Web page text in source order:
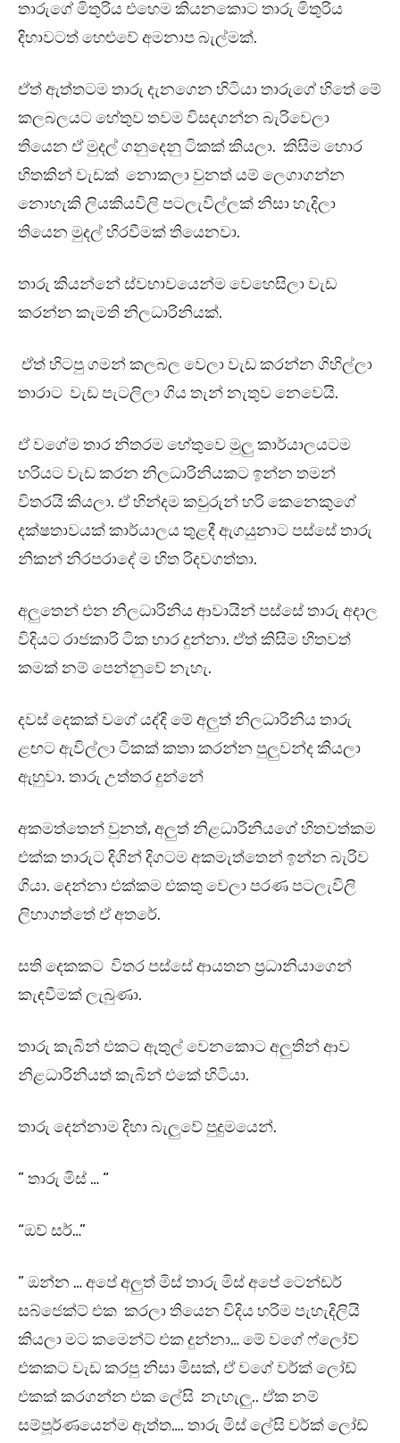
තාරුගේ මිතුරිය එහෙම කියනකොට තාරු මිතුරිය
දිහාවටත් හෙළුවේ අමනාප බැල්මක්.
ඒත් ඇත්තටම තාරු දැනගෙන හිටියා තාරුගේ හිතේ මේ
කලබලයට හේතුව තවම විසඳගන්න බැරිවෙලා
තියෙන ඒ මුදල් ගනුදෙනු ටිකක් කියලා. කිසිම හොර
හිතකින් වැඩක් නොකලා වුනත් යම් ලෙගාගන්න
නොහැකි ලියකියවිලි පටලැවිල්ලක් නිසා හැදිලා
තියෙන මුදල් හිරවීමක් තියෙනවා.
තාරු කියන්නේ ස්වභාවයෙන්ම වෙහෙසිලා වැඩ
කරන්න කැමති නිලධාරිනියක්.
ඒත් හිටපු ගමන් කලබල වෙලා වැඩ කරන්න ගිහිල්ලා
තාරාට වැඩ පැටලිලා ගිය තැන් නැතුව නෙවෙයි.
ඒ වගේම තාර නිතරම හේතුවෙ මුලු කාර්යාලයටම
හරියට වැඩ කරන නිලධාරිනියකට ඉන්න තමන්
විතරයි කියලා. ඒ හින්දම කවුරුන් හරි කෙනෙකුගේ
දක්ෂතාවයක් කාර්යාලය තුළදී ඇගයුනාට පස්සේ තාරු
නිකන් නිරපරාදේ ම හිත රිදවගත්තා.
අලුතෙන් එන නිලධාරිනිය ආවායින් පස්සේ තාරු අදාල
විදියට රාජකාරි ටික භාර දුන්නා. ඒත් කිසිම හිතවත්
කමක් නම් පෙන්නුවේ නැහැ.
දවස් දෙකක් වගේ යද්දි මේ අලුත් නිලධාරිනිය තාරු
ළඟට ඇවිල්ලා ටිකක් කතා කරන්න පුලුවන්ද කියලා
ඇහුවා. තාරු උත්තර දුන්නේ
අකමත්තෙන් වුනත්, අලුත් නිළධාරිනියගේ හිතවත්කම
එක්ක තාරුට දිගින් දිගටම අකමැත්තෙන් ඉන්න බැරිව
ගියා. දෙන්නා එක්කම එකතු වෙලා පරණ පටලැවිලි
ලිහාගත්තේ ඒ අතරේ.
සති දෙකකට විතර පස්සේ ආයතන ප්‍රධානියාගෙන්
කැඳවීමක් ලැබුණා.
තාරු කැබින් එකට ඇතුල් වෙනකොට අලුතින් ආව
නිළධාරිනියත් කැබින් එකේ හිටියා.
තාරු දෙන්නාම දිහා බැලුවේ පුදුමයෙන්.
” තාරු මිස් … “
“ඔව් සර්…”
” ඔන්න … අපේ අලුත් මිස් තාරු මිස් අපේ ටෙන්ඩර්
සබ්ජෙක්ට් එක කරලා තියෙන විදිය හරිම පැහැදිලියි
කියලා මට කමෙන්ට් එක දුන්නා… මේ වගේ ෆ්ලෝව්
එකකට වැඩ කරපු නිසා මිසක්, ඒ වගේ වර්ක් ලෝඩ්
එකක් කරගන්න එක ලේසි නැහැලු.. ඒක නම්
සම්පූර්ණයෙන්ම ඇත්ත…. තාරු මිස් ලේසි වර්ක් ලෝඩ්